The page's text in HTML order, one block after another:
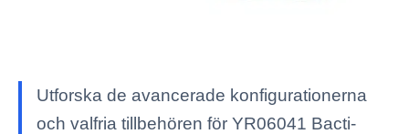
Utforska de avancerade konfigurationerna
och valfria tillbehören för YR06041 Bacti-